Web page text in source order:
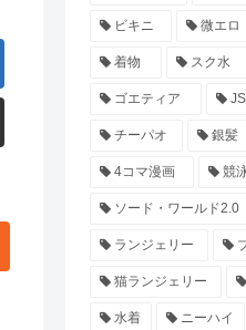
ビキニ 微エロ
着物 スク水
ゴエティア JS
チーパオ 銀髪
4コマ漫画 競
ソード・ワールド2.0
ランジェリー
猫ランジェリー
水着 ニーハイ